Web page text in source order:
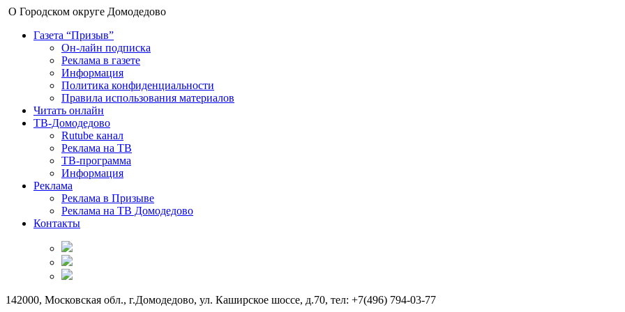
О Городском округе Домодедово
Газета “Призыв”
Он-лайн подписка
Реклама в газете
Информация
Политика конфиденциальности
Правила использования материалов
Читать онлайн
ТВ-Домодедово
Rutube канал
Реклама на ТВ
ТВ-программа
Информация
Реклама
Реклама в Призыве
Реклама на ТВ Домодедово
Контакты
142000, Московская обл., г.Домодедово, ул. Каширское шоссе, д.70, тел: +7(496) 794-03-77